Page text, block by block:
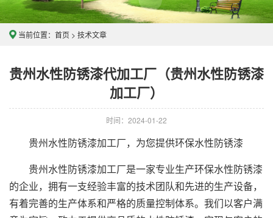
当前位置： 首页 > 技术文章
贵州水性防锈漆代加工厂（贵州水性防锈漆
加工厂）
时间：2024-01-22
贵州水性防锈漆加工厂，为您提供环保水性防锈漆
贵州水性防锈漆加工厂是一家专业生产环保水性防锈漆
的企业，拥有一支经验丰富的技术团队和先进的生产设备，
有着完善的生产体系和严格的质量控制体系。我们以客户满